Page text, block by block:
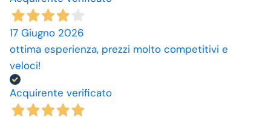
17 Giugno 2026
ottima esperienza, prezzi molto competitivi e
veloci!
Acquirente verificato